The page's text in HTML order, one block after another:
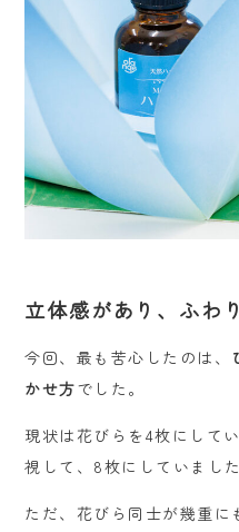
立体感があり、ふわ
今回、最も苦心したのは、
かせ方でした。
現状は花びらを4枚にして
視して、8枚にしていました
ただ、花びら同士が幾重